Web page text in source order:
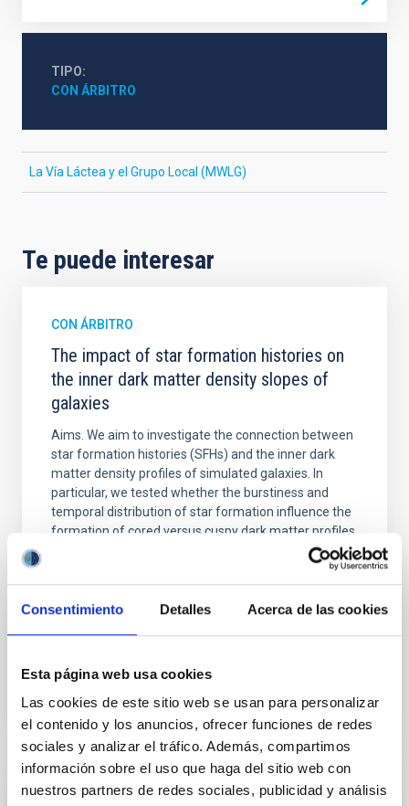
Consentimiento Detalles Acerca de las cookies
Esta página web usa cookies
Las cookies de este sitio web se usan para personalizar
el contenido y los anuncios, ofrecer funciones de redes
sociales y analizar el tráfico. Además, compartimos
información sobre el uso que haga del sitio web con
nuestros partners de redes sociales, publicidad y análisis
TIPO
CON ÁRBITRO
La Vía Láctea y el Grupo Local (MWLG)
Te puede interesar
CON ÁRBITRO
The impact of star formation histories on
the inner dark matter density slopes of
galaxies
Aims. We aim to investigate the connection between
star formation histories (SFHs) and the inner dark
matter density profiles of simulated galaxies. In
particular, we tested whether the burstiness and
temporal distribution of star formation influence the
formation of cored versus cuspy dark matter profiles.
Sarrato-Alós, J. et al.
Fecha de publicación: 6 2026
BIBCODE 2026A&A...710A..95S
NÚMERO DE CITAS 1
CON ÁRBITRO